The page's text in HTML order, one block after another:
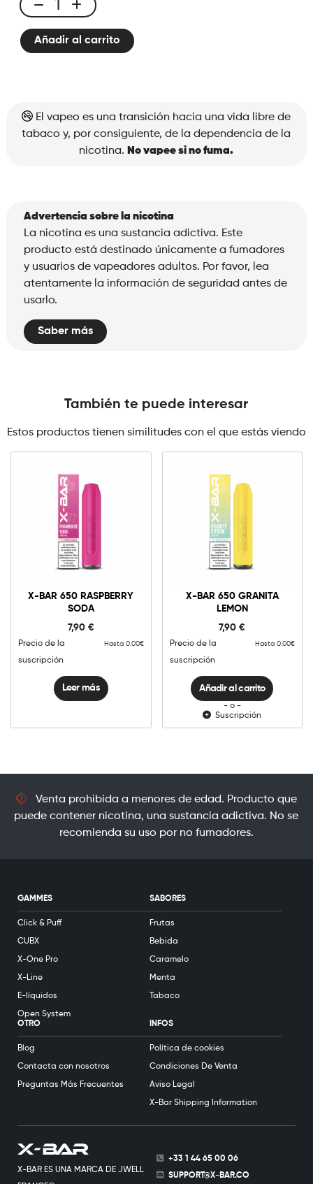
X-
Bar
650Añadir al carrito
El vapeo es una transición hacia una vida libre de
tabaco y, por consiguiente, de la dependencia de la
nicotina. No vapee si no fuma.
Advertencia sobre la nicotina
La nicotina es una sustancia adictiva. Este
producto está destinado únicamente a fumadores
y usuarios de vapeadores adultos. Por favor, lea
atentamente la información de seguridad antes de
usarlo.
Saber más
También te puede interesar
Estos productos tienen similitudes con el que estás viendo
X-BAR 650 RASPBERRY
SODA
7,90 €
Precio de la
suscripción
Hasta 0.00€
Leer más
X-BAR 650 GRANITA
LEMON
7,90€
Precio de la
suscripción
Hasta 0.00€
0mg 10mg
Bar
Granita
cantidad
Añadir al carrito
Añadir al carrito
- o -
Suscripción
Venta prohibida a menores de edad. Producto que
puede contener nicotina, una sustancia adictiva. No se
recomienda su uso por no fumadores.
X-BAR ES UNA MARCA DE JWELL
+33 1 44 65 00 06
SUPPORT@X-BAR.CO
GAMMES
Click & Puff
CUBX
X-One Pro
X-Line
E-líquidos
Open System
SABORES
Frutas
Bebida
Caramelo
Menta
Tabaco
OTRO
Blog
Contacta con nosotros
Preguntas Más Frecuentes
INFOS
Política de cookies
Condiciones De Venta
Aviso Legal
X-Bar Shipping Information